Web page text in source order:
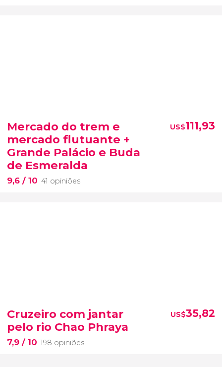
Mercado do trem e
mercado flutuante +
Grande Palácio e Buda
de Esmeralda
9,6 / 10 41 opiniões
US$111,93
Cruzeiro com jantar
pelo rio Chao Phraya
7,9 / 10 198 opiniões
US$35,82